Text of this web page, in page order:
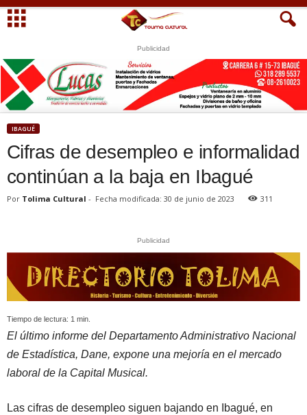
Publicidad
S U
WhatsApp
+573249605958
IBAGUÉ
Cifras de desempleo e informalidad
continúan a la baja en Ibagué
Por Tolima Cultural - Fecha modificada: 30 de junio de 2023 311
Publicidad
Tiempo de lectura: 1 min.
El último informe del Departamento Administrativo Nacional
de Estadística, Dane, expone una mejoría en el mercado
laboral de la Capital Musical.
Las cifras de desempleo siguen bajando en Ibagué, en